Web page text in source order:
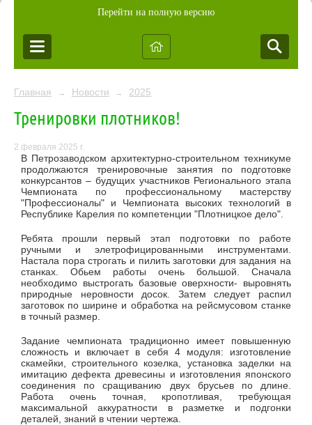
Перейти на полную версию
Главная → Новости → 2025
Тренировки плотников!
2 февраля 2025 г.
В Петрозаводском архитектурно-строительном техникуме
продолжаются тренировочные занятия по подготовке
конкурсантов – будущих участников Регионального этапа
Чемпионата по профессиональному мастерству
"Профессионалы" и Чемпионата высоких технологий в
Республике Карелия по компетенции "Плотницкое дело".
Ребята прошли первый этап подготовки по работе
ручными и элетрофицированными инструментами.
Настала пора строгать и пилить заготовки для задания на
станках. Обьем работы очень большой. Сначала
необходимо выстрогать базовые оверхности- выровнять
природные неровности досок. Затем следует распил
заготовок по ширине и обработка на рейсмусовом станке
в точный размер.
Задание чемпионата традиционно имеет повышенную
сложность и включает в себя 4 модуля: изготовление
скамейки, строительного козелка, установка заделки на
имитацию дефекта древесины и изготовления японского
соединения по сращиванию двух брусьев по длине.
Работа очень точная, кропотливая, требующая
максимальной аккуратности в разметке и подгонки
деталей, знаний в чтении чертежа.